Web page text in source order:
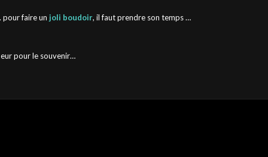
pour faire un joli boudoir, il faut prendre son temps …
pour le souvenir…